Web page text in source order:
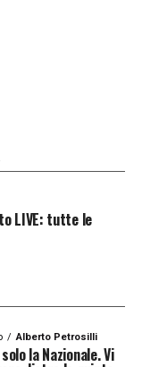
LIVE: tutte le
Alberto Petrosilli
la Nazionale. Vi